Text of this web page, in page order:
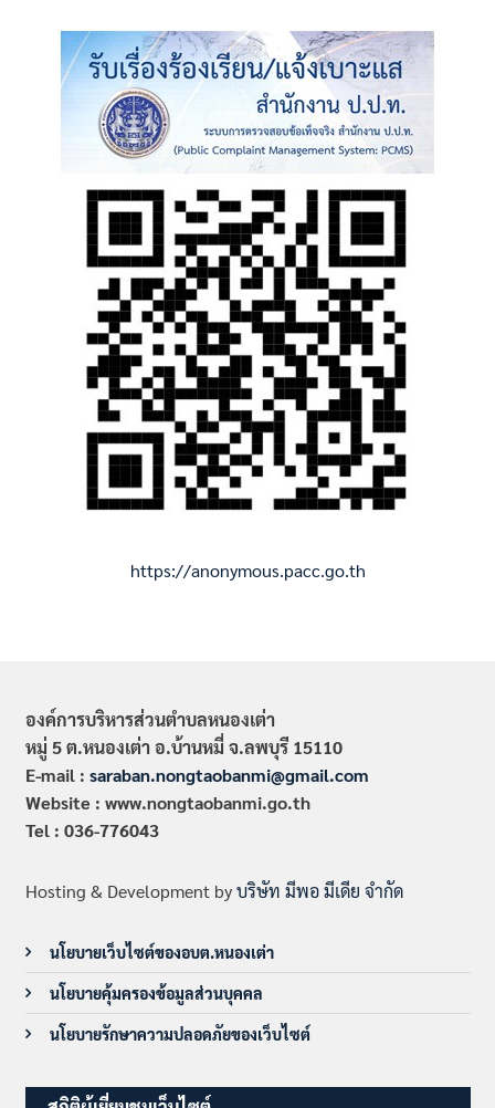
https://anonymous.pacc.go.th
องค์การบริหารส่วนตำบลหนองเต่า
หมู่ 5 ต.หนองเต่า อ.บ้านหมี่ จ.ลพบุรี 15110
E-mail : saraban.nongtaobanmi@gmail.com
Website : www.nongtaobanmi.go.th
Tel : 036-776043
Hosting & Development byบริษัท มีพอ มีเดีย จำกัด
นโยบายเว็บไซต์ของอบต.หนองเต่า
นโยบายคุ้มครองข้อมูลส่วนบุคคล
นโยบายรักษาความปลอดภัยของเว็บไซต์